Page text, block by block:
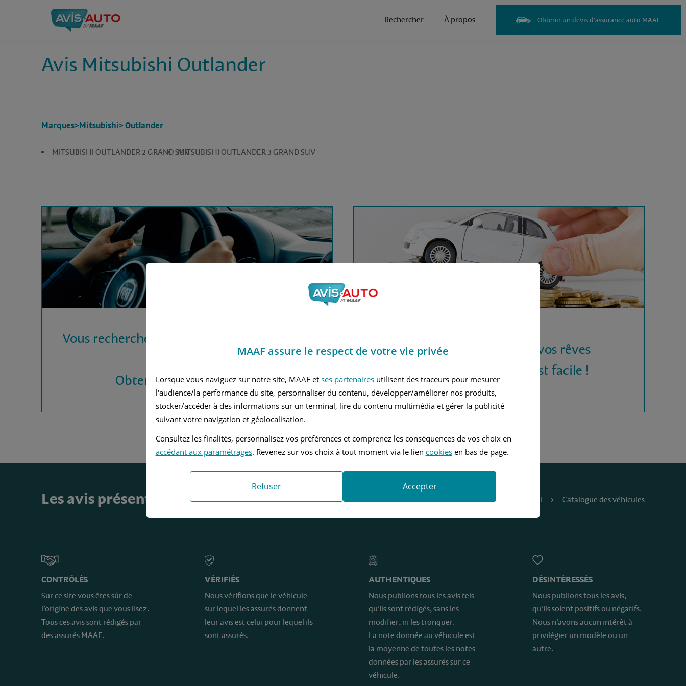
Rechercher À propos Obtenir un devis d'assurance auto MAAF
Avis Mitsubishi Outlander
Marques>Mitsubishi> Outlander
MITSUBISHI OUTLANDER 2 GRAND SUV MITSUBISHI OUTLANDER 3 GRAND SUV
Vous recherchez une assurance automobile
Obtenez vos devis MAAF
Financez la voiture de vos rêves
Avec le crédit auto, c'est facile !
Les avis présents sur ce site sont… Accueil Catalogue des véhicules
CONTRÔLÉS
Sur ce site vous êtes sûr de
l’origine des avis que vous lisez.
Tous ces avis sont rédigés par
des assurés MAAF.
VÉRIFIÉS
Nous vérifions que le véhicule
sur lequel les assurés donnent
leur avis est celui pour lequel ils
sont assurés.
AUTHENTIQUES
Nous publions tous les avis tels
qu’ils sont rédigés, sans les
modifier, ni les tronquer.
La note donnée au véhicule est
la moyenne de toutes les notes
données par les assurés sur ce
véhicule.
DÉSINTÉRESSÉS
Nous publions tous les avis,
qu’ils soient positifs ou négatifs.
Nous n’avons aucun intérêt à
privilégier un modèle ou un
autre.
MAAF assure le respect de votre vie privée
Lorsque vous naviguez sur notre site, MAAF et ses partenairesutilisent des traceurs pour mesurer
l'audience/la performance du site, personnaliser du contenu, développer/améliorer nos produits,
stocker/accéder à des informations sur un terminal, lire du contenu multimédia et gérer la publicité
suivant votre navigation et géolocalisation.
Consultez les finalités, personnalisez vos préférences et comprenez les conséquences de vos choix en
accédant aux paramétrages. Revenez sur vos choix à tout moment via le lien cookiesen bas de page.
Refuser Accepter